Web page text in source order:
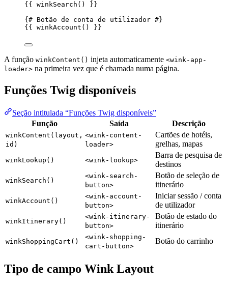
{{ winkSearch ()
}}
{# Botão de conta de utilizador #}
{{ winkAccount () }}
A função winkContent() injeta automaticamente <wink-app-
loader> na primeira vez que é chamada numa página.
Funções Twig disponíveis
Seção intitulada “Funções Twig disponíveis”
Função
Saída Descrição
winkContent(layout,
id)
<wink-content-
loader>
Cartões de hotéis,
grelhas, mapas
winkLookup() <wink-lookup>
Barra de pesquisa de
destinos
winkSearch()
<wink-search-
button>
Botão de seleção de
itinerário
winkAccount()
<wink-account-
button>
Iniciar sessão / conta
de utilizador
winkItinerary()
<wink-itinerary-
button>
Botão de estado do
itinerário
winkShoppingCart()
<wink-shopping-
cart-button>
Botão do carrinho
Tipo de campo Wink Layout